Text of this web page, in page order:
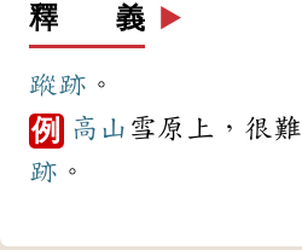
釋 義 ▶️
蹤跡 。
例 高山 雪原上，很難
跡 。